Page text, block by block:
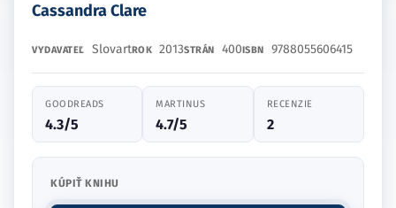
Cassandra Clare
VYDAVATEĽ SlovartROK 2013STRÁN 400ISBN 9788055606415
GOODREADS
4.3/5
MARTINUS
4.7/5
RECENZIE
2
KÚPIŤ KNIHU